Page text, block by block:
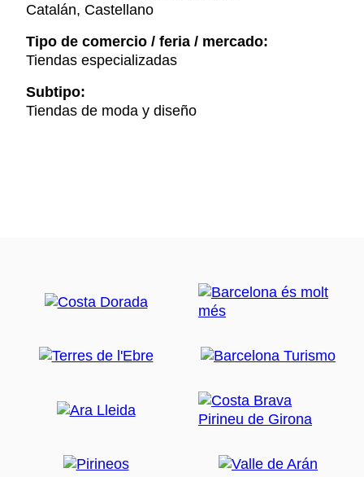
Catalán, Castellano
Tipo de comercio / feria / mercado:
Tiendas especializadas
Subtipo:
Tiendas de moda y diseño